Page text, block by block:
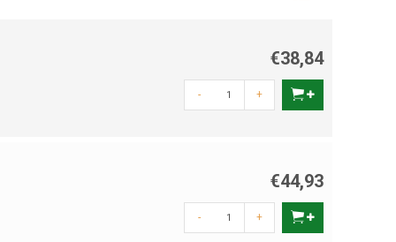
€38,84
- +
€44,93
- +